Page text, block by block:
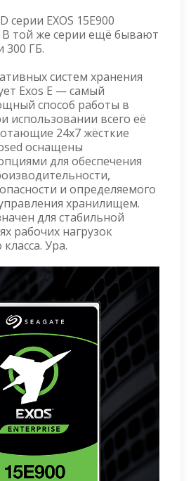
серии EXOS 15E900
той же серии ещё бывают
300 ГБ.
систем хранения
Exos E — самый
способ работы в
использовании всего её
24x7 жёсткие
оснащены
для обеспечения
и определяемого
хранилищем.
для стабильной
рабочих нагрузок
Ура.